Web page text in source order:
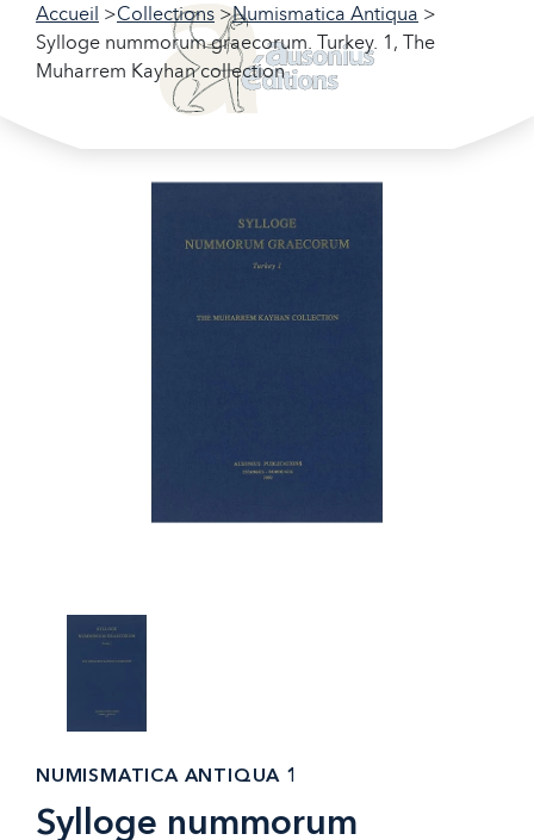
Accueil Collections
Numismatica Antiqua
Sylloge nummorum graecorum. Turkey. 1, The
Muharrem Kayhan collection
NUMISMATICA ANTIQUA 1
Sylloge nummorum